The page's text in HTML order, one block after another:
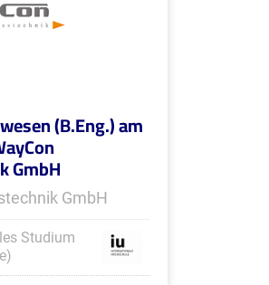
(B.Eng.) am
GmbH
GmbH
Studium